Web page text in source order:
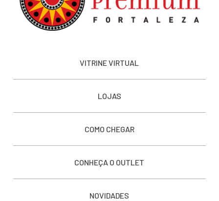
VITRINE VIRTUAL
LOJAS
COMO CHEGAR
CONHEÇA O OUTLET
NOVIDADES